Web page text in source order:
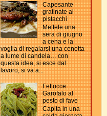
Capesante
gratinate ai
pistacchi
Mettete una
sera di giugno
a cena e la
voglia di regalarsi una cenetta
a lume di candela… con
questa idea, si esce dal
lavoro, si va a...
Fettucce
Garofalo al
pesto di fave
Capita in una